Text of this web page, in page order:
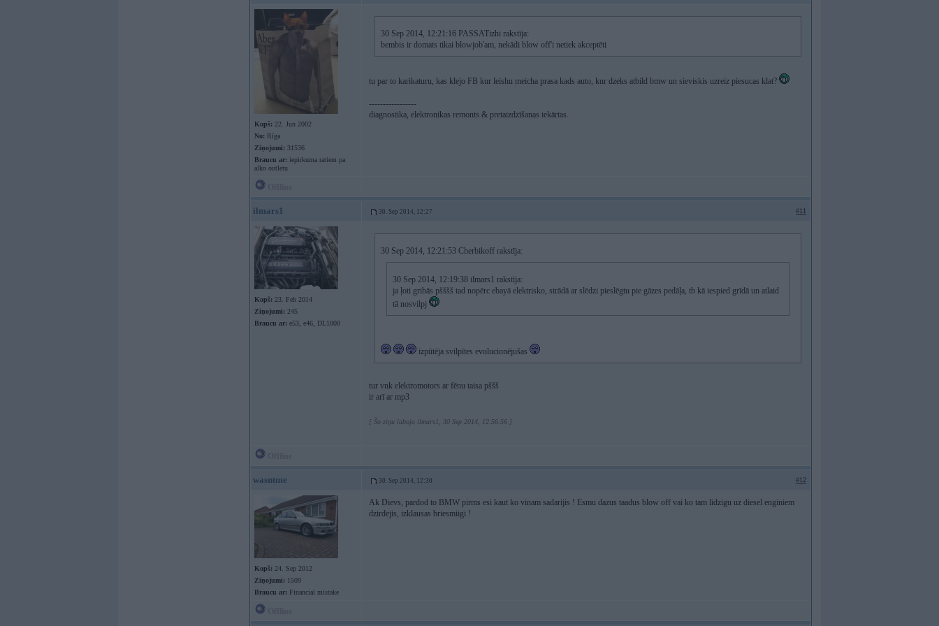
Kopš: 22. Jun 2002
No: Rīga
Ziņojumi: 31536
Braucu ar: iepirkuma ratiem pa
alko outletu
30 Sep 2014, 12:21:16 PASSATizhi rakstīja:
bembis ir domats tikai blowjob'am, nekādi blow off'i netiek akceptēti
tu par to karikaturu, kas klejo FB kur leishu meicha prasa kads auto, kur dzeks atbild bmw un sieviskis uzreiz piesucas klat?
-----------------
diagnostika, elektronikas remonts & pretaizdzīšanas iekārtas.
ilmars1 30. Sep 2014, 12:27 #11
Kopš: 23. Feb 2014
Ziņojumi: 245
Braucu ar: e53, e46, DL1000
30 Sep 2014, 12:21:53 Cherbikoff rakstīja:
30 Sep 2014, 12:19:38 ilmars1 rakstīja:
ja ļoti gribās pšššš tad nopērc ebayā elektrisko, strādā ar slēdzi pieslēgtu pie gāzes pedāļa, tb kā iespied grīdā un atlaid
tā nosvilpj
izpūtēja svilpītes evolucionējušas
tur vnk elektromotors ar fēnu taisa pššš
ir arī ar mp3
[ Šo ziņu laboja ilmars1, 30 Sep 2014, 12:56:56 ]
wasntme 30. Sep 2014, 12:30 #12
Kopš: 24. Sep 2012
Ziņojumi: 1509
Braucu ar: Financial mistake
Ak Dievs, pardod to BMW pirms esi kaut ko vinam sadarijis ! Esmu dazus taadus blow off vai ko tam lidzigu uz diesel enginiem
dzirdejis, izklausas briesmiigi !